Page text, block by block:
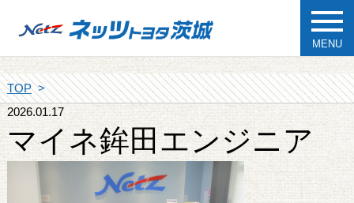
MENU
TOP
2026.01.17
マイネ鉾田エンジニア